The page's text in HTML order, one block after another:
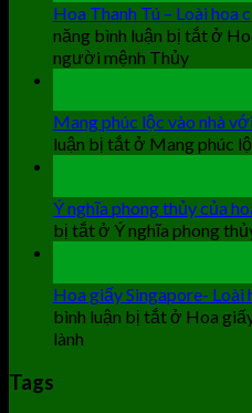
Hoa Thanh Tú – Loài hoa
năng bình luận bị tắtở
người mệnh Thủy
Mang phúc lộc vào nhà
luận bị tắtở Mang phúc
Ý nghĩa phong thủy của
bị tắtở Ý nghĩa phong
Hoa giấy Singapore- Loài
bình luận bị tắtở Hoa
lành
Tags